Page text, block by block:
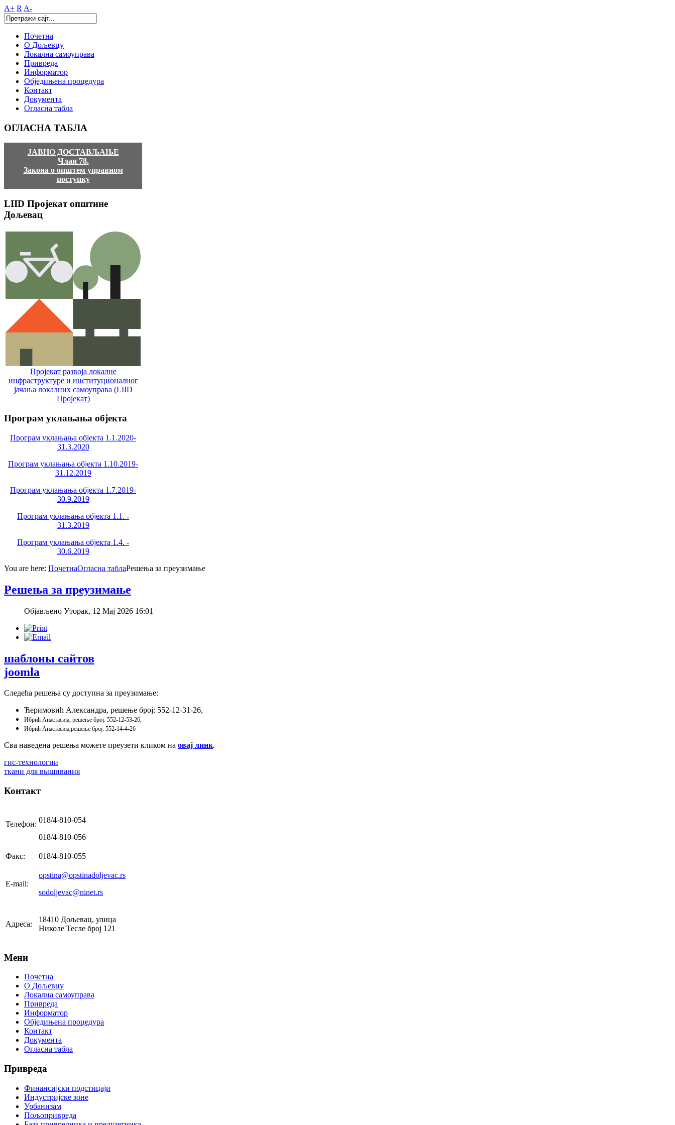
A+ R A-
Почетна
О Дољевцу
Локална самоуправа
Привреда
Информатор
Обједињена процедура
Контакт
Документа
Огласна табла
ОГЛАСНА ТАБЛА
ЈАВНО ДОСТАВЉАЊЕ
Члан 78.
Закона о општем управном
поступку
LIID Пројекат општине
Дољевац
Пројекат развоја локалне
инфраструктуре и институционалног
јачања локалних самоуправa (LIID
Пројекат)
Програм уклањања објекта
Програм уклањања објекта 1.1.2020-
31.3.2020
Програм уклањања објекта 1.10.2019-
31.12.2019
Програм уклањања објекта 1.7.2019-
30.9.2019
Програм уклањања објекта 1.1. -
31.3.2019
Програм уклањања објекта 1.4. -
30.6.2019
You are here: ПочетнаОгласна таблаРешења за преузимање
Решења за преузимање
Објављено Уторак, 12 Мај 2026 16:01
шаблоны сайтов
joomla
Следећа решења су доступна за преузимање:
Ћеримовић Александра, решење број: 552-12-31-26,
Ибрић Анастасија, решење број: 552-12-53-26,
Ибрић Анастасија,решење број: 552-14-4-26
Сва наведена решења можете преузети кликом на овај линк.
гис-технологии
ткани для вышивания
Контакт
Телефон: 018/4-810-054
018/4-810-056
Факс: 018/4-810-055
E-mail:
opstina@opstinadoljevac.rs
sodoljevac@ninet.rs
Адреса:
18410 Дољевац, улица
Николе Тесле број 121
Мени
Почетна
О Дољевцу
Локална самоуправа
Привреда
Информатор
Обједињена процедура
Контакт
Документа
Огласна табла
Привреда
Финансијски подстицаји
Индустријске зоне
Урбанизам
Пољопривреда